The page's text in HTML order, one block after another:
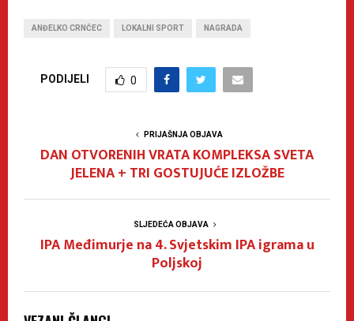
ANĐELKO CRNČEC LOKALNI SPORT NAGRADA
PODIJELI 0
PRIJAŠNJA OBJAVA
DAN OTVORENIH VRATA KOMPLEKSA SVETA
JELENA + TRI GOSTUJUĆE IZLOŽBE
SLJEDEĆA OBJAVA
IPA Međimurje na 4. Svjetskim IPA igrama u
Poljskoj